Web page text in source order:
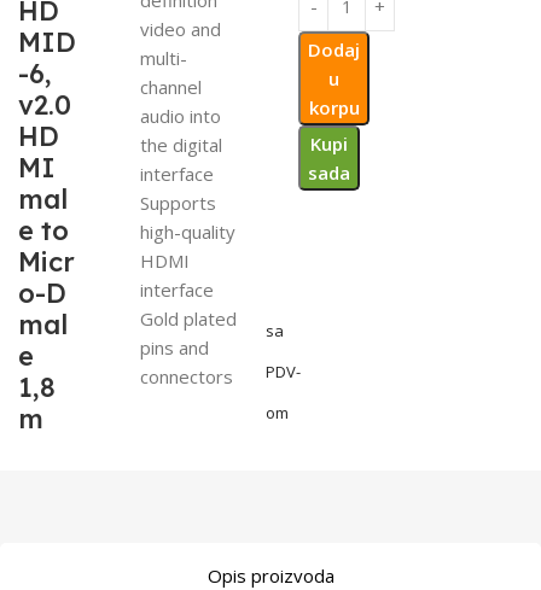
HD
MID
-6,
v2.0
HD
MI
mal
e to
Micr
o-D
mal
e
1,8
m
video and
multi-
channel
audio into
the digital
interface
Supports
high-quality
HDMI
interface
Gold plated
pins and
connectors
sa
PDV-
om
Dodaj
u
korpu
Kupi
sada
Opis proizvoda